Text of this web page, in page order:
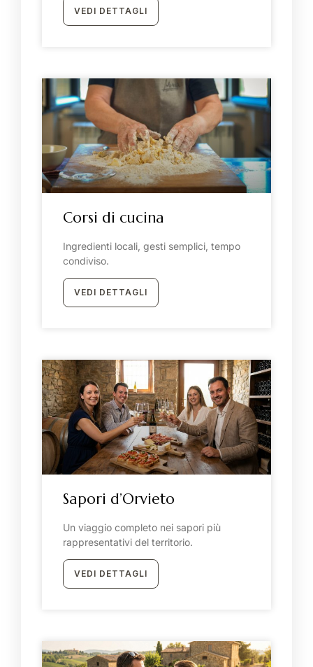
VEDI DETTAGLI
Corsi di cucina
Ingredienti locali, gesti semplici, tempo
condiviso.
VEDI DETTAGLI
Sapori d’Orvieto
Un viaggio completo nei sapori più
rappresentativi del territorio.
VEDI DETTAGLI
Il rifugio nel borgo
Tutte le camere
Suite Deluxe
Suite Standard
Junior Suite
Misia - Secret village escape
I nostri eventi